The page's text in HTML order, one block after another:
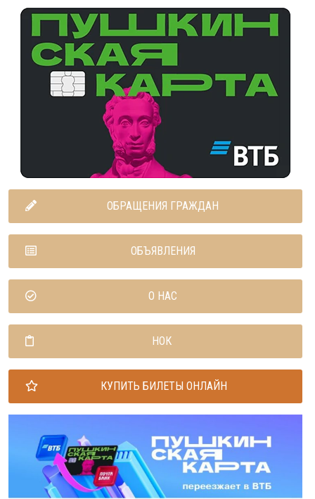
ОБРАЩЕНИЯ ГРАЖДАН
ОБЪЯВЛЕНИЯ
О НАС
НОК
КУПИТЬ БИЛЕТЫ ОНЛАЙН